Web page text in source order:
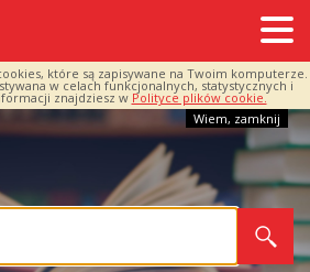
które są zapisywane na Twoim komputerze.
w celach funkcjonalnych, statystycznych i
znajdziesz w Polityce plików cookie.
Wiem, zamknij